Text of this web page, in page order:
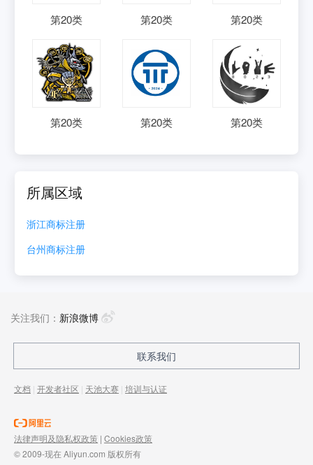
第20类 第20类 第20类
第20类 第20类 第20类
所属区域
浙江商标注册
台州商标注册